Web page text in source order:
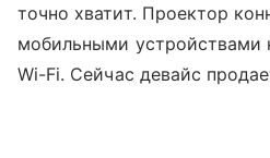
точно хватит. Проектор
мобильными устройствами
Wi-Fi. Сейчас девайс